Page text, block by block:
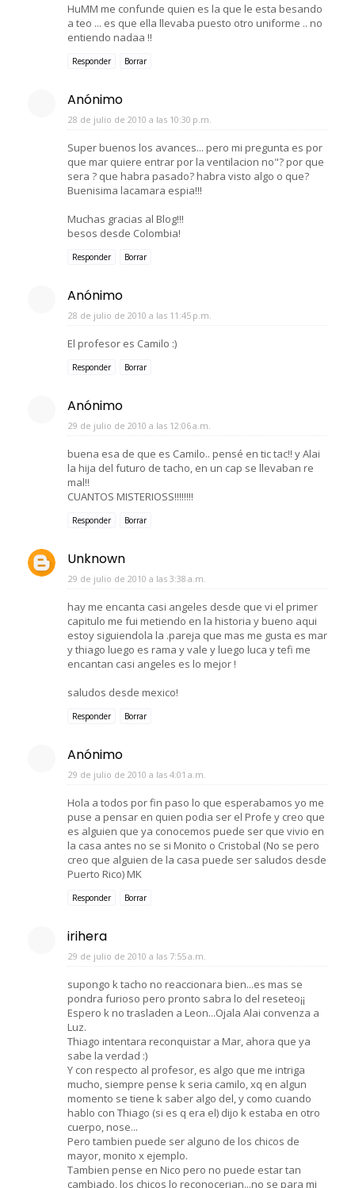
HuMM me confunde quien es la que le esta besando
a teo ... es que ella llevaba puesto otro uniforme .. no
entiendo nadaa !!
Responder Borrar
Anónimo
28 de julio de 2010 a las 10:30 p.m.
Super buenos los avances... pero mi pregunta es por
que mar quiere entrar por la ventilacion no"? por que
sera ? que habra pasado? habra visto algo o que?
Buenisima lacamara espia!!!
Muchas gracias al Blog!!!
besos desde Colombia!
Responder Borrar
Anónimo
28 de julio de 2010 a las 11:45 p.m.
El profesor es Camilo :)
Responder Borrar
Anónimo
29 de julio de 2010 a las 12:06 a.m.
buena esa de que es Camilo.. pensé en tic tac!! y Alai
la hija del futuro de tacho, en un cap se llevaban re
mal!!
CUANTOS MISTERIOSS!!!!!!!!
Responder Borrar
Unknown
29 de julio de 2010 a las 3:38 a.m.
hay me encanta casi angeles desde que vi el primer
capitulo me fui metiendo en la historia y bueno aqui
estoy siguiendola la .pareja que mas me gusta es mar
y thiago luego es rama y vale y luego luca y tefi me
encantan casi angeles es lo mejor !
saludos desde mexico!
Responder Borrar
Anónimo
29 de julio de 2010 a las 4:01 a.m.
Hola a todos por fin paso lo que esperabamos yo me
puse a pensar en quien podia ser el Profe y creo que
es alguien que ya conocemos puede ser que vivio en
la casa antes no se si Monito o Cristobal (No se pero
creo que alguien de la casa puede ser saludos desde
Puerto Rico) MK
Responder Borrar
irihera
29 de julio de 2010 a las 7:55 a.m.
supongo k tacho no reaccionara bien...es mas se
pondra furioso pero pronto sabra lo del reseteo¡¡
Espero k no trasladen a Leon...Ojala Alai convenza a
Luz.
Thiago intentara reconquistar a Mar, ahora que ya
sabe la verdad :)
Y con respecto al profesor, es algo que me intriga
mucho, siempre pense k seria camilo, xq en algun
momento se tiene k saber algo del, y como cuando
hablo con Thiago (si es q era el) dijo k estaba en otro
cuerpo, nose...
Pero tambien puede ser alguno de los chicos de
mayor, monito x ejemplo.
Tambien pense en Nico pero no puede estar tan
cambiado, los chicos lo reconocerian...no se para mi